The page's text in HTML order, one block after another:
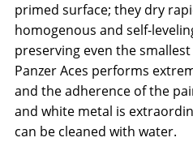
primed surface; they dry
homogenous and self-
preserving even the
Panzer Aces performs
and the adherence of the
and white metal is
can be cleaned with water.